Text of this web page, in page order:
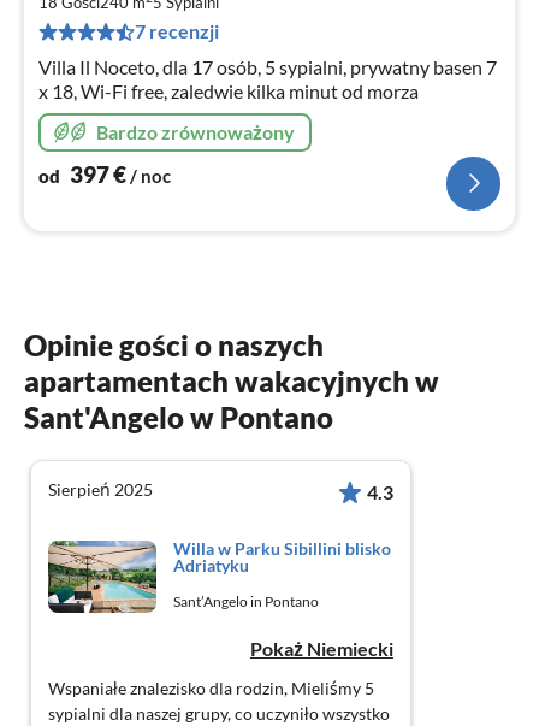
7 recenzji
Villa Il Noceto, dla 17 osób, 5 sypialni, prywatny basen 7
x 18, Wi-Fi free, zaledwie kilka minut od morza
Bardzo zrównoważony
od 397€ / noc
Opinie gości o naszych
apartamentach wakacyjnych w
Sant'Angelo w Pontano
Sierpień 2025 4.3
Willa w Parku Sibillini blisko
Adriatyku
Sant’Angelo in Pontano
Pokaż Niemiecki
Wspaniałe znalezisko dla rodzin, Mieliśmy 5
sypialni dla naszej grupy, co uczyniło wszystko